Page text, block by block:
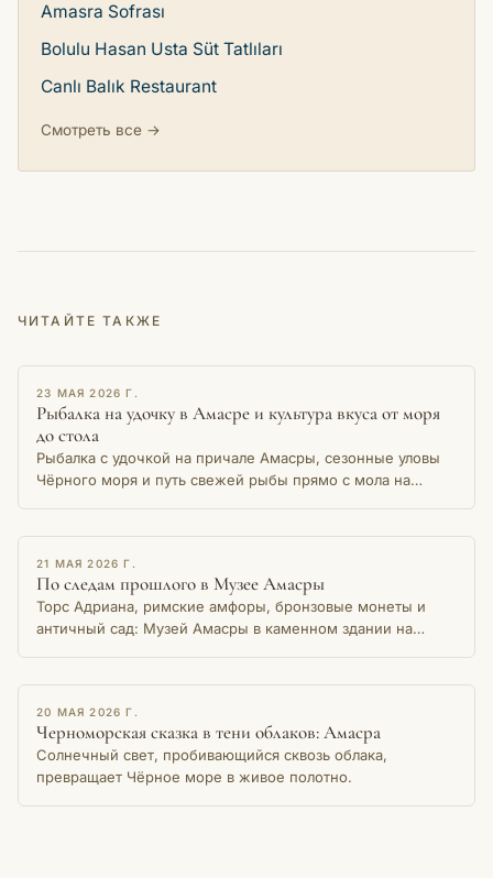
Amasra Sofrası
Bolulu Hasan Usta Süt Tatlıları
Canlı Balık Restaurant
Смотреть все →
ЧИТАЙТЕ ТАКЖЕ
ОЧЕРК
23 МАЯ 2026 Г.
Рыбалка на удочку в Амасре и культура вкуса от моря
до стола
Рыбалка с удочкой на причале Амасры, сезонные уловы
Чёрного моря и путь свежей рыбы прямо с мола на
ОЧЕРК
21 МАЯ 2026 Г.
По следам прошлого в Музее Амасры
Торс Адриана, римские амфоры, бронзовые монеты и
античный сад: Музей Амасры в каменном здании на
ОЧЕРК
20 МАЯ 2026 Г.
Черноморская сказка в тени облаков: Амасра
Солнечный свет, пробивающийся сквозь облака,
превращает Чёрное море в живое полотно.